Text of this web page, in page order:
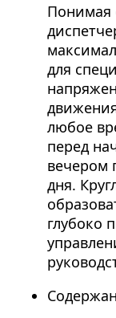
Понимая
для
любое
перед
вечером
дня.
глубоко